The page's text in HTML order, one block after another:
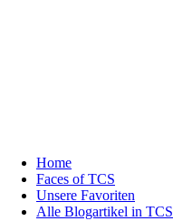
Home
Faces of TCS
Unsere Favoriten
Alle Blogartikel in TCS